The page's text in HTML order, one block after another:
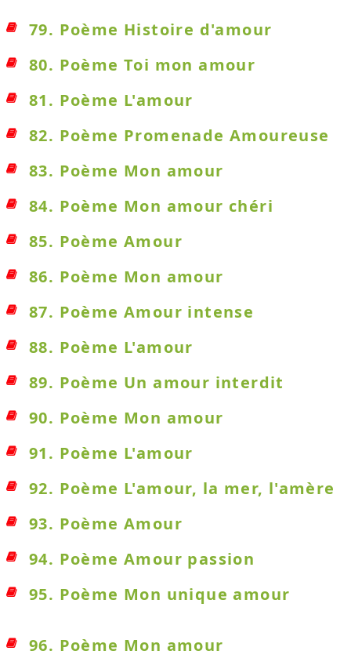
79. Poème Histoire d'amour
80. Poème Toi mon amour
81. Poème L'amour
82. Poème Promenade Amoureuse
83. Poème Mon amour
84. Poème Mon amour chéri
85. Poème Amour
86. Poème Mon amour
87. Poème Amour intense
88. Poème L'amour
89. Poème Un amour interdit
90. Poème Mon amour
91. Poème L'amour
92. Poème L'amour, la mer, l'amère
93. Poème Amour
94. Poème Amour passion
95. Poème Mon unique amour
96. Poème Mon amour